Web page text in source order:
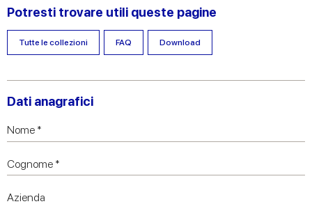
Potresti trovare utili queste pagine
Tutte le collezioni FAQ Download
Dati anagrafici